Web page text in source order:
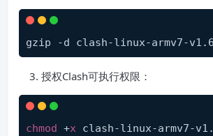
授权Clash可执行权限：
chmod +x clash-linux-armv7-v1.